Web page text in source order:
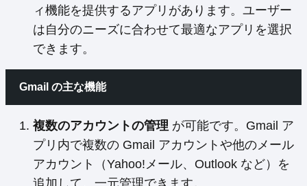
ィ機能を提供するアプリがあります。ユーザー
は自分のニーズに合わせて最適なアプリを選択
できます。
Gmail の主な機能
複数のアカウントの管理 が可能です。Gmail ア
プリ内で複数の Gmail アカウントや他のメール
アカウント（Yahoo!メール、Outlook など）を
追加して、一元管理できます。